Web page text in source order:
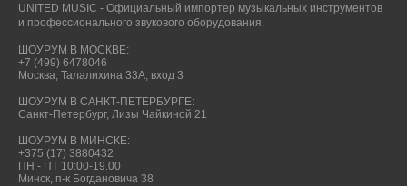
UNITED MUSIC - Официальный импортер музыкальных инструментов
и профессионального звукового оборудования.
ШОУРУМ В МОСКВЕ:
+7 (499) 6478046
Москва, Талалихина 33А, вход 3
ШОУРУМ В САНКТ-ПЕТЕРБУРГЕ:
Санкт-Петербург, Лизы Чайкиной 21
ШОУРУМ В МИНСКЕ:
+375 (17) 3880432
ПН - ПТ 10:00-19.00
Минск, п-к Богдановича 38